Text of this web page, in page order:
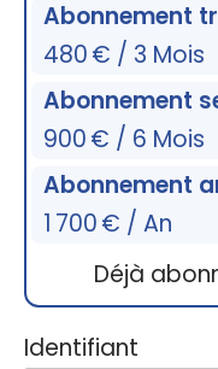
Abonnement
480 € / 3 Mois
Abonnement
900 € / 6 Mois
Abonnement
1 700 € / An
Déjà
Identifiant